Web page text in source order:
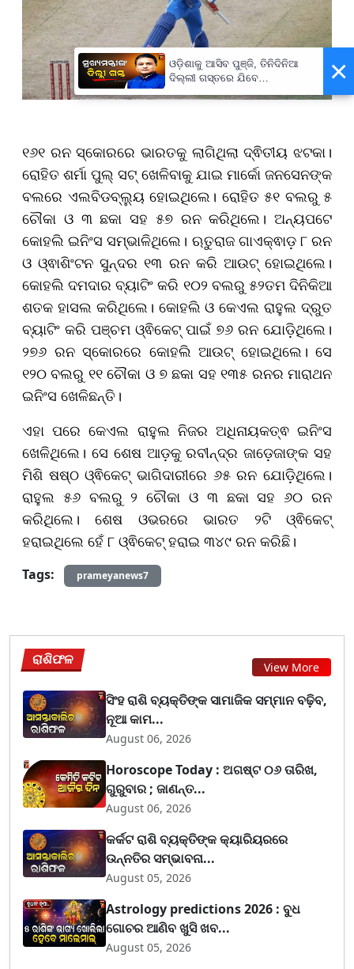
୧୬୧ ରନ ସ୍କୋରରେ ଭାରତକୁ ଲାଗିଥିଲା ଦ୍ଵିତୀୟ ଝଟକା।
ରୋହିତ ଶର୍ମା ପୁଲ୍ ସଟ୍ ଖେଳିବାକୁ ଯାଇ ମାର୍କୋ ଜନସେନଙ୍କ
ବଲରେ ଏଲବିଡବ୍ଲ୍ୟୁ ହୋଇଥିଲେ। ରୋହିତ ୫୧ ବଲରୁ ୫
ଚୌକା ଓ ୩ ଛକା ସହ ୫୭ ରନ କରିଥିଲେ। ଅନ୍ୟପଟେ
କୋହଲି ଇନିଂସ ସମ୍ଭାଳିଥିଲେ। ଋତୁରାଜ ଗାଏକ୍ଵାଡ଼ ୮ ରନ
ଓ ଓ୍ଵାଶିଂଟନ ସୁନ୍ଦର ୧୩ ରନ କରି ଆଉଟ୍ ହୋଇଥିଲେ।
କୋହଲି ଦମଦାର ବ୍ୟାଟିଂ କରି ୧୦୨ ବଲରୁ ୫୨ତମ ଦିନିକିଆ
ଶତକ ହାସଲ କରିଥିଲେ। କୋହଲି ଓ କେଏଲ ରାହୁଲ ଦ୍ରୁତ
ବ୍ୟାଟିଂ କରି ପଞ୍ଚମ ଓ୍ଵିକେଟ୍ ପାଇଁ ୭୬ ରନ ଯୋଡ଼ିଥିଲେ।
୨୭୬ ରନ ସ୍କୋରରେ କୋହଲି ଆଉଟ୍ ହୋଇଥିଲେ। ସେ
୧୨୦ ବଲରୁ ୧୧ ଚୌକା ଓ ୭ ଛକା ସହ ୧୩୫ ରନର ମାରାଥନ
ଇନିଂସ ଖେଳିଛନ୍ତି।
ଏହା ପରେ କେଏଲ ରାହୁଲ ନିଜର ଅଧିନାୟକତ୍ଵ ଇନିଂସ
ଖେଳିଥିଲେ। ସେ ଶେଷ ଆଡ଼କୁ ରବୀନ୍ଦ୍ର ଜାଡ଼େଜାଙ୍କ ସହ
ମିଶି ଷଷ୍ଠ ଓ୍ଵିକେଟ୍ ଭାଗିଦାରୀରେ ୬୫ ରନ ଯୋଡ଼ିଥିଲେ।
ରାହୁଲ ୫୬ ବଲରୁ ୨ ଚୌକା ଓ ୩ ଛକା ସହ ୬୦ ରନ
କରିଥିଲେ। ଶେଷ ଓଭରରେ ଭାରତ ୨ଟି ଓ୍ଵିକେଟ୍
ହରାଇଥିଲେ ହେଁ ୮ ଓ୍ଵିକେଟ୍ ହରାଇ ୩୪୯ ରନ କରିଛି।
Tags: prameyanews7
ରାଶିଫଳ View More
ସିଂହ ରାଶି ବ୍ୟକ୍ତିଙ୍କ ସାମାଜିକ ସମ୍ମାନ ବଢ଼ିବ,
ନୂଆ କାମ...
August 06, 2026
Horoscope Today : ଅଗଷ୍ଟ ୦୬ ତାରିଖ,
ଗୁରୁବାର ; ଜାଣନ୍ତ...
August 06, 2026
କର୍କଟ ରାଶି ବ୍ୟକ୍ତିଙ୍କ କ୍ୟାରିୟରରେ
ଉନ୍ନତିର ସମ୍ଭାବନା...
August 05, 2026
Astrology predictions 2026 : ବୁଧ
ଗୋଚର ଆଣିବ ଖୁସି ଖବ...
August 05, 2026
×
ଓଡ଼ିଶାକୁ ଆସିବ ପୁଞ୍ଜି, ତିନିଦିନିଆ
ଦିଲ୍ଲୀ ଗସ୍ତରେ ଯିବେ